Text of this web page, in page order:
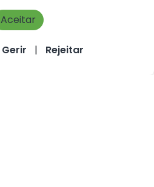
Aceitar
Gerir | Rejeitar